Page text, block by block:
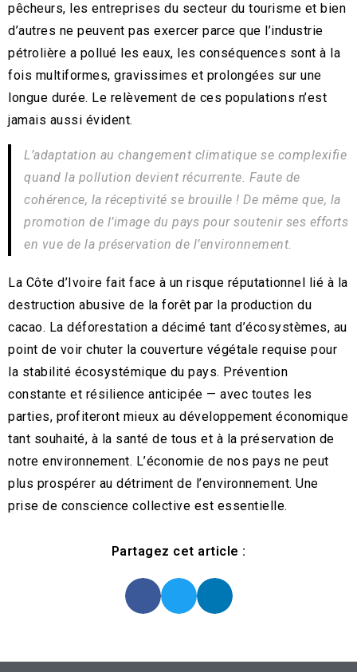
pêcheurs, les entreprises du secteur du tourisme et bien
d’autres ne peuvent pas exercer parce que l’industrie
pétrolière a pollué les eaux, les conséquences sont à la
fois multiformes, gravissimes et prolongées sur une
longue durée. Le relèvement de ces populations n’est
jamais aussi évident.
L’adaptation au changement climatique se complexifie
quand la pollution devient récurrente. Faute de
cohérence, la réceptivité se brouille ! De même que, la
promotion de l’image du pays pour soutenir ses efforts
en vue de la préservation de l’environnement.
La Côte d’Ivoire fait face à un risque réputationnel lié à la
destruction abusive de la forêt par la production du
cacao. La déforestation a décimé tant d’écosystèmes, au
point de voir chuter la couverture végétale requise pour
la stabilité écosystémique du pays. Prévention
constante et résilience anticipée — avec toutes les
parties, profiteront mieux au développement économique
tant souhaité, à la santé de tous et à la préservation de
notre environnement. L’économie de nos pays ne peut
plus prospérer au détriment de l’environnement. Une
prise de conscience collective est essentielle.
Partagez cet article :